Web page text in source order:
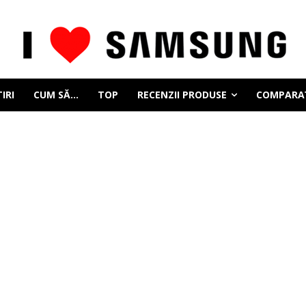
CUM SĂ… TOP RECENZII PRODUSE